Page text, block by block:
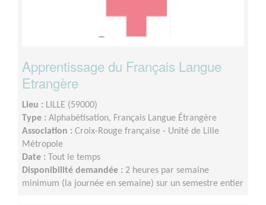
Apprentissage du Français Langue
Etrangère
Lieu : LILLE (59000)
Type : Alphabétisation, Français Langue Étrangère
Association : Croix-Rouge française - Unité de Lille
Métropole
Date : Tout le temps
Disponibilité demandée : 2 heures par semaine
minimum (la journée en semaine) sur un semestre entier